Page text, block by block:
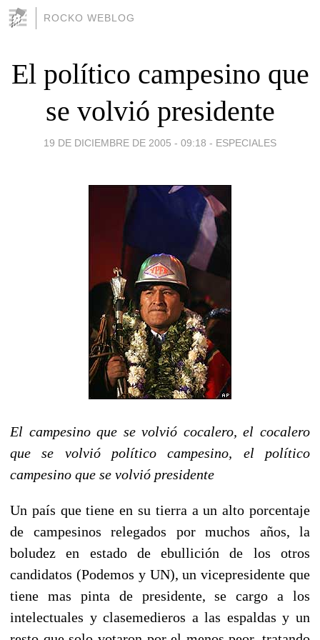
ROCKO WEBLOG
El político campesino que
se volvió presidente
19 DE DICIEMBRE DE 2005 - 09:18 - ESPECIALES
El campesino que se volvió cocalero, el cocalero
que se volvió político campesino, el político
campesino que se volvió presidente
Un país que tiene en su tierra a un alto porcentaje
de campesinos relegados por muchos años, la
boludez en estado de ebullición de los otros
candidatos (Podemos y UN), un vicepresidente que
tiene mas pinta de presidente, se cargo a los
intelectuales y clasemedieros a las espaldas y un